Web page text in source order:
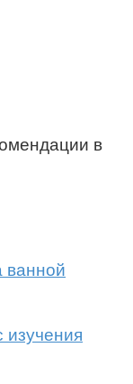
в
ванной
изучения